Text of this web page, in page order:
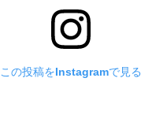
この投稿をInstagramで見る